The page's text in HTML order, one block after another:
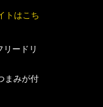
トはこち
ードリ
まみが付